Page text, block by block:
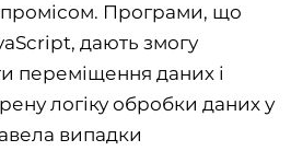
Програми, що
дають змогу
переміщення даних і
логіку обробки даних у
випадки